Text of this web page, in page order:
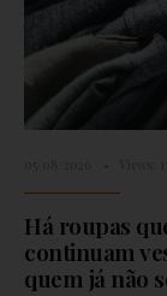
Há roupas
continuam
quem já não